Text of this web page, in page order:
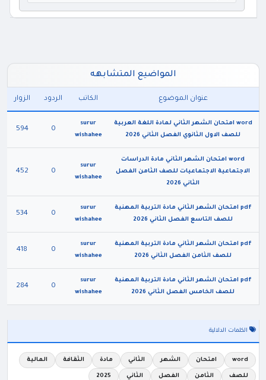
المواضيع المتشابهه
عنوان الموضوع الكاتب الردود الزوار
word امتحان الشهر الثاني لمادة اللغة العربية
للصف الاول الثانوي الفصل الثاني 2026
surur
wishahee
0
594
word امتحان الشهر الثاني مادة الدراسات
الاجتماعية الاجتماعيات للصف الثامن الفصل
الثاني 2026
surur
wishahee
0
452
pdf امتحان الشهر الثاني مادة التربية المهنية
للصف التاسع الفصل الثاني 2026
surur
wishahee
0
534
pdf امتحان الشهر الثاني مادة التربية المهنية
للصف الثامن الفصل الثاني 2026
surur
wishahee
0
418
pdf امتحان الشهر الثاني مادة التربية المهنية
للصف الخامس الفصل الثاني 2026
surur
wishahee
0
284
الكلمات الدلالية
word امتحان الشهر الثاني مادة الثقافة المالية
للصف الثامن الفصل الثاني 2025